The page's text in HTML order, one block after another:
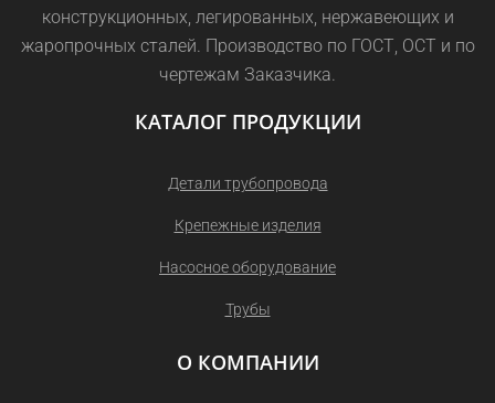
конструкционных, легированных, нержавеющих и
жаропрочных сталей. Производство по ГОСТ, ОСТ и по
чертежам Заказчика.
КАТАЛОГ ПРОДУКЦИИ
Детали трубопровода
Крепежные изделия
Насосное оборудование
Трубы
О КОМПАНИИ